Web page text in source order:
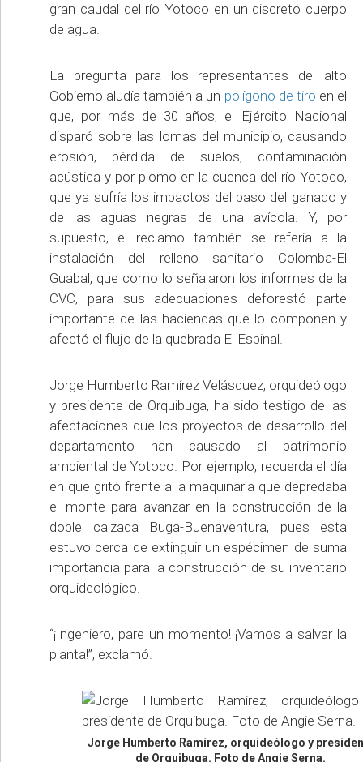
gran caudal del río Yotoco en un discreto cuerpo
de agua.
La pregunta para los representantes del alto
Gobierno aludía también a un polígono de tiro en el
que, por más de 30 años, el Ejército Nacional
disparó sobre las lomas del municipio, causando
erosión, pérdida de suelos, contaminación
acústica y por plomo en la cuenca del río Yotoco,
que ya sufría los impactos del paso del ganado y
de las aguas negras de una avícola. Y, por
supuesto, el reclamo también se refería a la
instalación del relleno sanitario Colomba-El
Guabal, que como lo señalaron los informes de la
CVC, para sus adecuaciones deforestó parte
importante de las haciendas que lo componen y
afectó el flujo de la quebrada El Espinal.
Jorge Humberto Ramírez Velásquez, orquideólogo
y presidente de Orquibuga, ha sido testigo de las
afectaciones que los proyectos de desarrollo del
departamento han causado al patrimonio
ambiental de Yotoco. Por ejemplo, recuerda el día
en que gritó frente a la maquinaria que depredaba
el monte para avanzar en la construcción de la
doble calzada Buga-Buenaventura, pues esta
estuvo cerca de extinguir un espécimen de suma
importancia para la construcción de su inventario
orquideológico.
“¡Ingeniero, pare un momento! ¡Vamos a salvar la
planta!”, exclamó.
Jorge Humberto Ramírez, orquideólogo y
de Orquibuga. Foto de Angie Serna.